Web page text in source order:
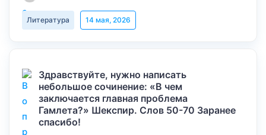
Литература 14 мая, 2026
Здравствуйте, нужно написать
небольшое сочинение: «В чем
заключается главная проблема
Гамлета?» Шекспир. Слов 50-70 Заранее
спасибо!